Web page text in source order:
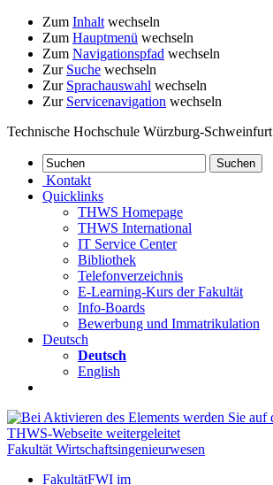
Zum Inhalt wechseln
Zum Hauptmenü wechseln
Zum Navigationspfad wechseln
Zur Suche wechseln
Zur Sprachauswahl wechseln
Zur Servicenavigation wechseln
Technische Hochschule Würzburg-Schweinfurt
Kontakt
Quicklinks
THWS Homepage
THWS International
IT Service Center
Bibliothek
Telefonverzeichnis
E-Learning-Kurs der Fakultät
Info-Boards
Bewerbung und Immatrikulation
Deutsch
Deutsch
English
Fakultät Wirtschaftsingenieurwesen
FakultätFWI im